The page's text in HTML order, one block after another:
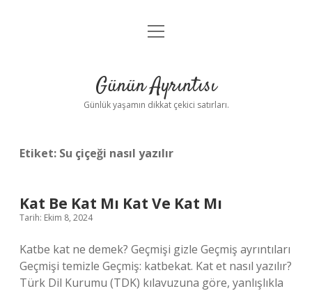
Anasayfa
Yasal Uyarı
menüyü
Günün Ayrıntısı
Günlük yaşamın dikkat çekici satırları.
Etiket: Su çiçeği nasıl yazılır
Kat Be Kat Mı Kat Ve Kat Mı
Tarih: Ekim 8, 2024
Katbe kat ne demek? Geçmişi gizle Geçmiş ayrıntıları
Geçmişi temizle Geçmiş: katbekat. Kat et nasıl yazılır?
Türk Dil Kurumu (TDK) kılavuzuna göre, yanlışlıkla